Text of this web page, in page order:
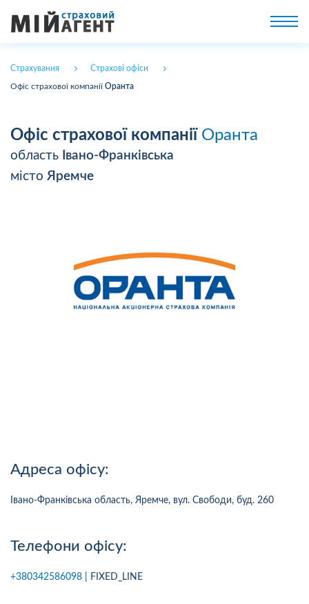
Страхування Страхові офіси
Офіс страхової компанії Оранта
Офіс страхової компанії Оранта
область Івано-Франківська
місто Яремче
Адреса офісу:
Івано-Франківська область, Яремче, вул. Свободи, буд. 260
Телефони офісу:
+380342586098 | FIXED_LINE